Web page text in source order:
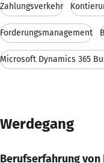
Zahlungsverkehr
Forderungsmanagement
Microsoft Dynamics 365
Werdegang
Berufserfahrung